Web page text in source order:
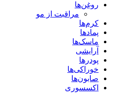
روغن‌ها
مراقبت از مو
کرم‌ها
پمادها
ماسک‌ها
آرایشی
پودرها
خوراکی‌ها
صابون‌ها
اکسسوری